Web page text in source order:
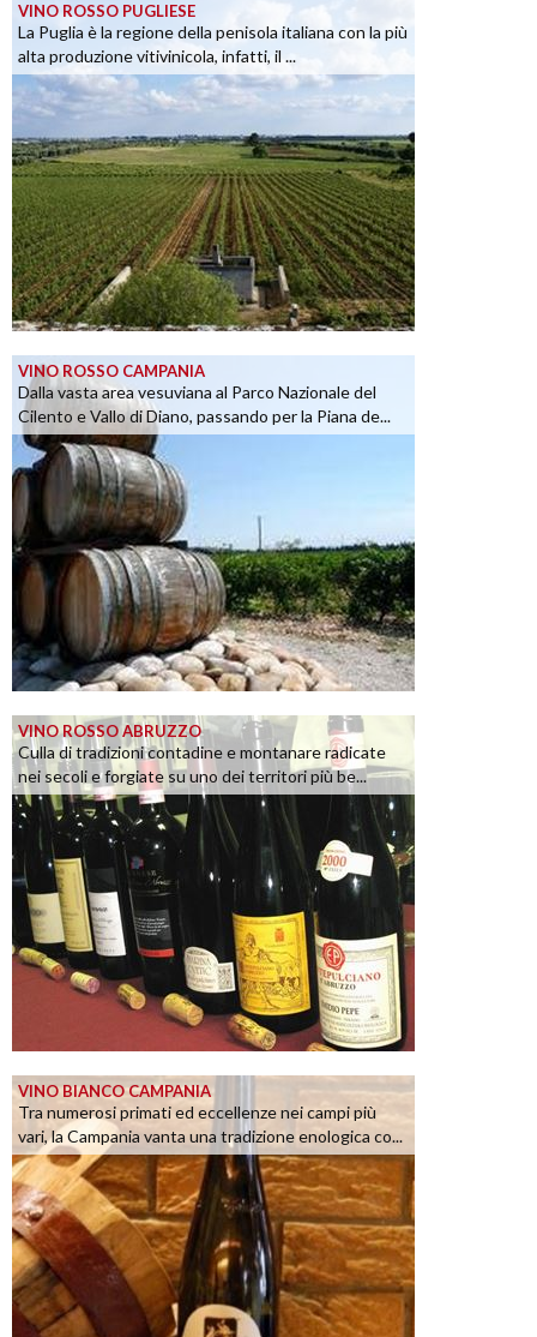
VINO ROSSO PUGLIESE
La Puglia è la regione della penisola italiana con la più
alta produzione vitivinicola, infatti, il ...
VINO ROSSO CAMPANIA
Dalla vasta area vesuviana al Parco Nazionale del
Cilento e Vallo di Diano, passando per la Piana de...
VINO ROSSO ABRUZZO
Culla di tradizioni contadine e montanare radicate
nei secoli e forgiate su uno dei territori più be...
VINO BIANCO CAMPANIA
Tra numerosi primati ed eccellenze nei campi più
vari, la Campania vanta una tradizione enologica co...